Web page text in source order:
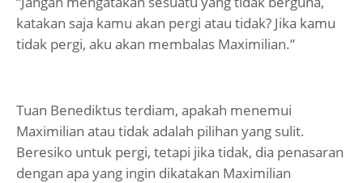
katakan saja kamu akan pergi atau tidak? Jika kamu
tidak pergi, aku akan membalas Maximilian.”
Tuan Benediktus terdiam, apakah menemui
Maximilian atau tidak adalah pilihan yang sulit.
Beresiko untuk pergi, tetapi jika tidak, dia penasaran
dengan apa yang ingin dikatakan Maximilian